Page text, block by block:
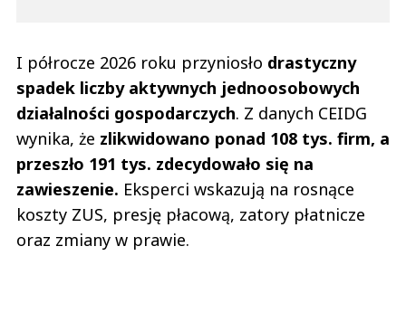
I półrocze 2026 roku przyniosło drastyczny
spadek liczby aktywnych jednoosobowych
działalności gospodarczych. Z danych CEIDG
wynika, że zlikwidowano ponad 108 tys. firm, a
przeszło 191 tys. zdecydowało się na
zawieszenie. Eksperci wskazują na rosnące
koszty ZUS, presję płacową, zatory płatnicze
oraz zmiany w prawie.